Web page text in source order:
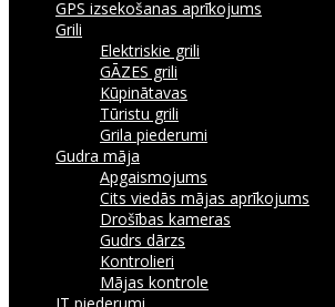
GPS izsekošanas aprīkojums
Grili
Elektriskie grili
GĀZES grili
Kūpinātavas
Tūristu grili
Grila piederumi
Gudra māja
Apgaismojums
Cits viedās mājas aprīkojums
Drošības kameras
Gudrs dārzs
Kontrolieri
Mājas kontrole
IT piederumi